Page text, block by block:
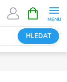
HLEDAT
NÁKUPNÍ
KOŠÍK